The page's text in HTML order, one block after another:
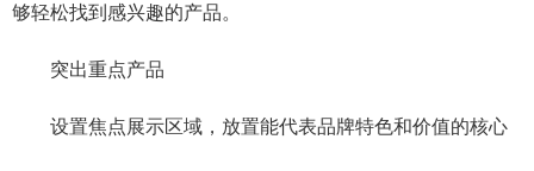
够轻松找到感兴趣的产品。
突出重点产品
设置焦点展示区域，放置能代表品牌特色和价值的核心